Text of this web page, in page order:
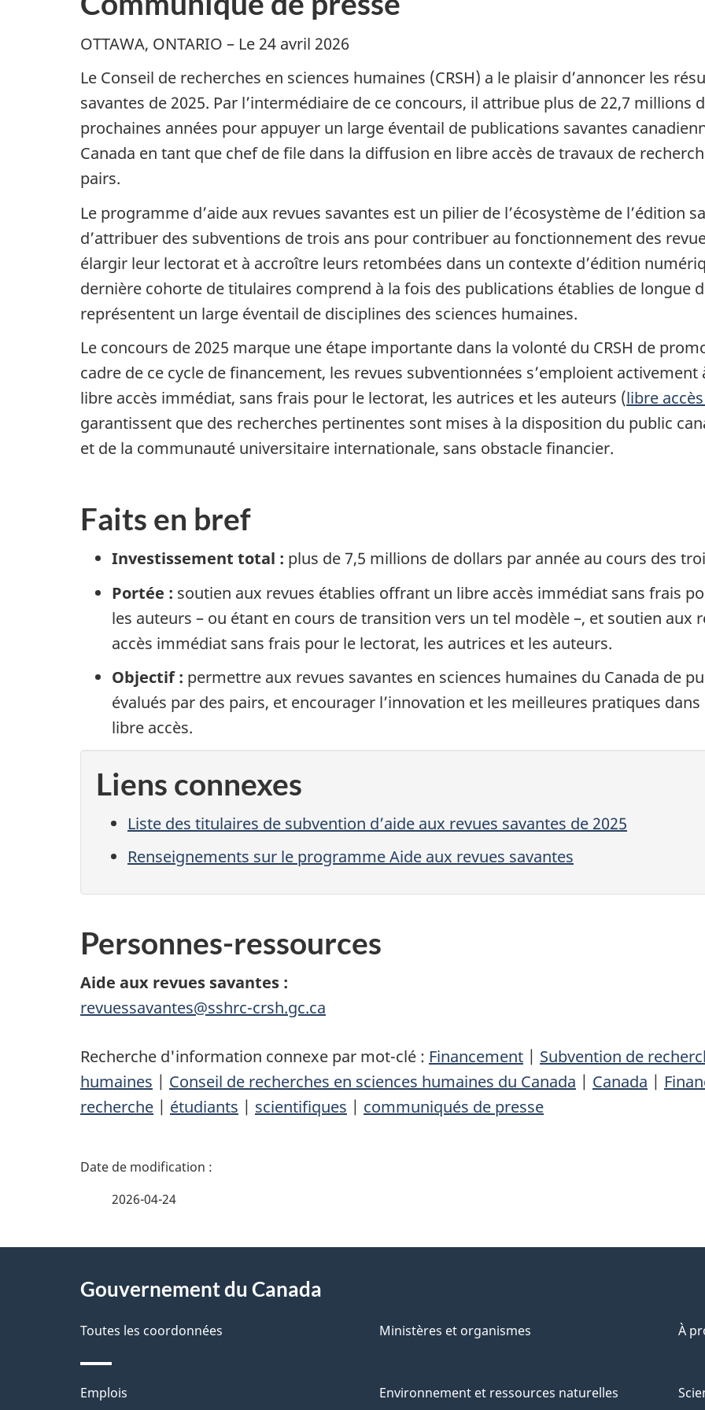
OTTAWA, ONTARIO – Le 24 avril 2026
​Le Conseil de recherches en sciences humaines (CRSH) a le plaisir d’annoncer les
savantes de 2025. Par l’intermédiaire de ce concours, il attribue plus de 22,7 millions
prochaines années pour appuyer un large éventail de publications savantes
Canada en tant que chef de file dans la diffusion en libre accès de travaux de
pairs.
​Le programme d’aide aux revues savantes est un pilier de l’écosystème de l’édition
d’attribuer des subventions detrois ans pour contribuer au fonctionnement des
élargir leur lectorat et à accroître leurs retombées dans un contexte d’édition
dernière cohorte de titulaires comprend à la fois des publications établies de longue
représentent un large éventail de disciplines des sciences humaines.
​Le concours de 2025 marque une étape importante dans la volonté du CRSH de
cadre de ce cycle de financement, les revues subventionnées s’emploient
libre accès immédiat, sans frais pour le lectorat, les autrices et les auteurs (libre
garantissent que des recherches pertinentes sont mises à la disposition du public
et de la communauté universitaire internationale, sans obstacle financier.
Faits en bref
Investissement total : plus de7,5 millions de dollars par année au cours des
Portée : soutien aux revues établies offrant un libre accès immédiat sans frais
les auteurs – ou étant en cours de transition vers un tel modèle –, et soutien aux
accès immédiat sans frais pour le lectorat, les autrices et les auteurs.
Objectif : permettre aux revues savantes en sciences humaines du Canada de
évalués par des pairs, et encourager l’innovation et les meilleures pratiques
libre accès.
Liens connexes
Liste des titulaires de subvention d’aide aux revues savantes de 2025
Renseignements sur le programme Aide aux revues savantes
Personnes-ressources
Aide aux revues savantes :
revuessavantes@sshrc-crsh.gc.ca
Recherche d'information connexe par mot-clé : Financement | Subvention de
humaines | Conseil de recherches en sciences humaines du Canada | Canada |
recherche | étudiants | scientifiques | communiqués de presse
D
a
s
2026-04-24
proposGouvernement du Canada
Toutes les coordonnées Ministères et organismes À
Thèmes
Emplois Environnement et ressources naturelles